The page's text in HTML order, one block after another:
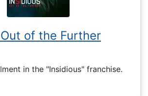
of the Further
in the "Insidious" franchise.